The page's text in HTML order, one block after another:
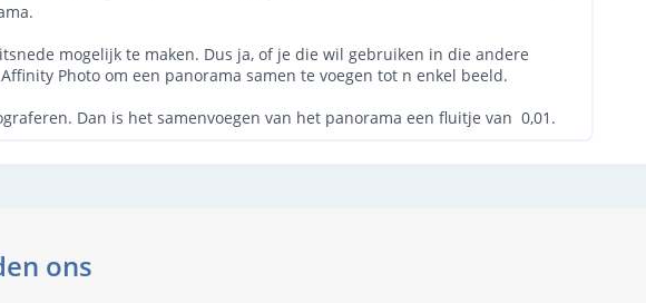
mogelijk te maken. Dus ja, of je die wil gebruiken in die andere
Photo om een panorama samen te voegen tot n enkel beeld.
Dan is het samenvoegen van het panorama een fluitje van 0,01.
ons